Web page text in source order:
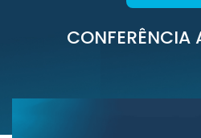
CONFERÊNCIA